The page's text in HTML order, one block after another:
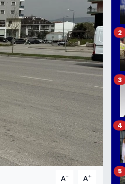
A- A+
2
3
4
5